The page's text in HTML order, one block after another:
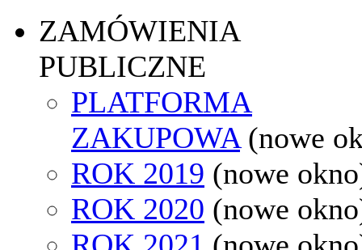
ZAMÓWIENIA
PUBLICZNE
PLATFORMA
ZAKUPOWA (nowe
ROK 2019 (nowe
ROK 2020 (nowe